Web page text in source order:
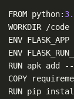
FROM python:
WORKDIR /code
ENV
ENV
RUN apk add
COPY
RUN pip